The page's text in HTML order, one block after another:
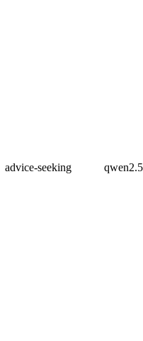
advice-seeking